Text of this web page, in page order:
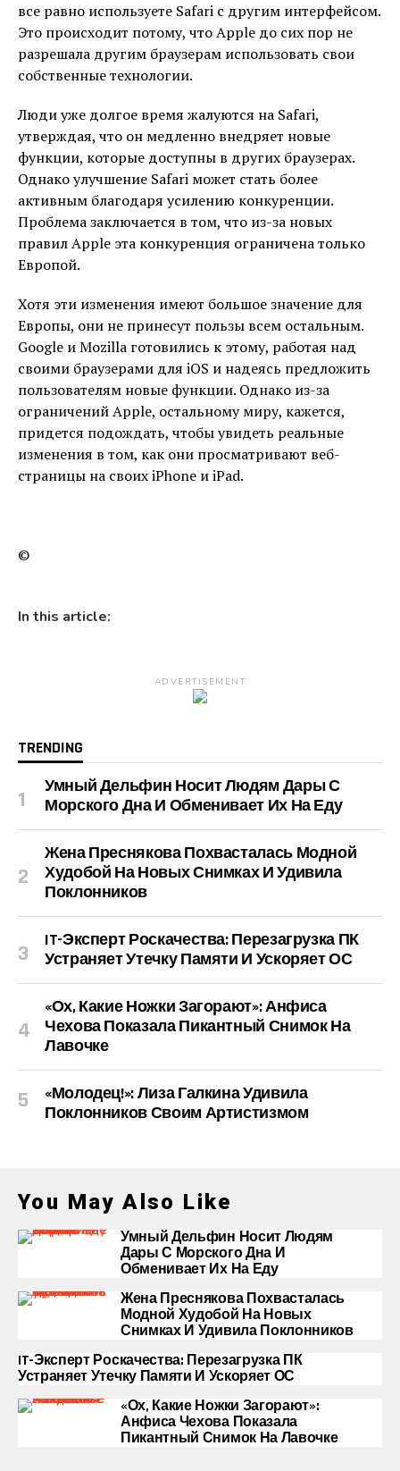
все равно используете Safari с другим интерфейсом.
Это происходит потому, что Apple до сих пор не
разрешала другим браузерам использовать свои
собственные технологии.
Люди уже долгое время жалуются на Safari,
утверждая, что он медленно внедряет новые
функции, которые доступны в других браузерах.
Однако улучшение Safari может стать более
активным благодаря усилению конкуренции.
Проблема заключается в том, что из-за новых
правил Apple эта конкуренция ограничена только
Европой.
Хотя эти изменения имеют большое значение для
Европы, они не принесут пользы всем остальным.
Google и Mozilla готовились к этому, работая над
своими браузерами для iOS и надеясь предложить
пользователям новые функции. Однако из-за
ограничений Apple, остальному миру, кажется,
придется подождать, чтобы увидеть реальные
изменения в том, как они просматривают веб-
страницы на своих iPhone и iPad.
©
In this article:
ADVERTISEMENT
TRENDING
Умный Дельфин Носит Людям Дары С
Морского Дна И Обменивает Их На Еду
Жена Преснякова Похвасталась Модной
Худобой На Новых Снимках И Удивила
Поклонников
IT-Эксперт Роскачества: Перезагрузка ПК
Устраняет Утечку Памяти И Ускоряет ОС
«Ох, Какие Ножки Загорают»: Анфиса
Чехова Показала Пикантный Снимок На
Лавочке
«Молодец!»: Лиза Галкина Удивила
Поклонников Своим Артистизмом
You May Also Like
Умный Дельфин Носит Людям
Дары С Морского Дна И
Обменивает Их На Еду
Жена Преснякова Похвасталась
Модной Худобой На Новых
Снимках И Удивила Поклонников
IT-Эксперт Роскачества: Перезагрузка ПК
Устраняет Утечку Памяти И Ускоряет ОС
«Ох, Какие Ножки Загорают»:
Анфиса Чехова Показала
Пикантный Снимок На Лавочке